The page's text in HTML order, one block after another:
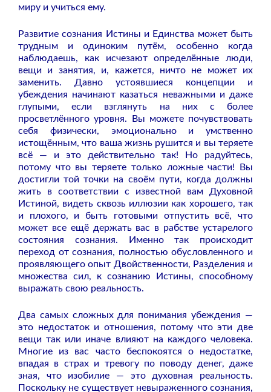
миру и учиться ему.
Развитие сознания Истины и Единства может быть
трудным и одиноким путём, особенно когда
наблюдаешь, как исчезают определённые люди,
вещи и занятия, и, кажется, ничто не может их
заменить. Давно устоявшиеся концепции и
убеждения начинают казаться неважными и даже
глупыми, если взглянуть на них с более
просветлённого уровня. Вы можете почувствовать
себя физически, эмоционально и умственно
истощённым, что ваша жизнь рушится и вы теряете
всё — и это действительно так! Но радуйтесь,
потому что вы теряете только ложные части! Вы
достигли той точки на своём пути, когда должны
жить в соответствии с известной вам Духовной
Истиной, видеть сквозь иллюзии как хорошего, так
и плохого, и быть готовыми отпустить всё, что
может все ещё держать вас в рабстве устарелого
состояния сознания. Именно так происходит
переход от сознания, полностью обусловленного и
проявляющего опыт Двойственности, Разделения и
множества сил, к сознанию Истины, способному
выражать свою реальность.
Два самых сложных для понимания убеждения —
это недостаток и отношения, потому что эти две
вещи так или иначе влияют на каждого человека.
Многие из вас часто беспокоятся о недостатке,
впадая в страх и тревогу по поводу денег, даже
зная, что изобилие — это духовная реальность.
Поскольку не существует невыраженного сознания,